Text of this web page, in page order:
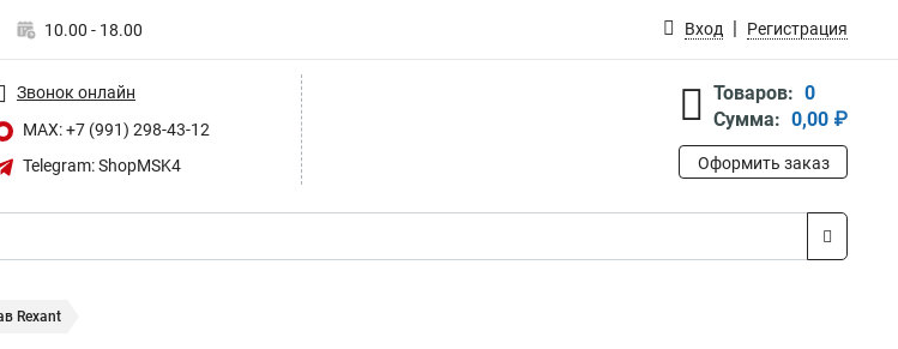
10.00 - 18.00 Вход Регистрация
Звонок онлайн
MAX: +7 (991) 298-43-12
Telegram: ShopMSK4
Товаров: 0
Сумма: 0,00 ₽
Оформить заказ
Rexant